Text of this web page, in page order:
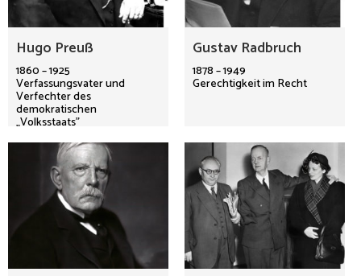
Hugo Preuß
1860 – 1925
Verfassungsvater und
Verfechter des
demokratischen
„Volksstaats"
Gustav Radbruch
1878 – 1949
Gerechtigkeit im Recht